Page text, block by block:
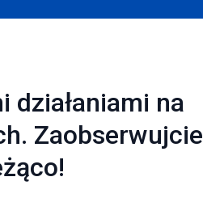
działaniami na
Zaobserwujcie